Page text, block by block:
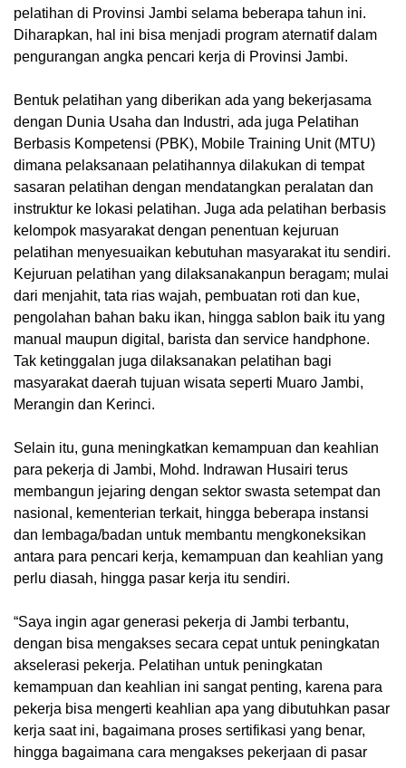
pelatihan di Provinsi Jambi selama beberapa tahun ini.
Diharapkan, hal ini bisa menjadi program aternatif dalam
pengurangan angka pencari kerja di Provinsi Jambi.
Bentuk pelatihan yang diberikan ada yang bekerjasama
dengan Dunia Usaha dan Industri, ada juga Pelatihan
Berbasis Kompetensi (PBK), Mobile Training Unit (MTU)
dimana pelaksanaan pelatihannya dilakukan di tempat
sasaran pelatihan dengan mendatangkan peralatan dan
instruktur ke lokasi pelatihan. Juga ada pelatihan berbasis
kelompok masyarakat dengan penentuan kejuruan
pelatihan menyesuaikan kebutuhan masyarakat itu sendiri.
Kejuruan pelatihan yang dilaksanakanpun beragam; mulai
dari menjahit, tata rias wajah, pembuatan roti dan kue,
pengolahan bahan baku ikan, hingga sablon baik itu yang
manual maupun digital, barista dan service handphone.
Tak ketinggalan juga dilaksanakan pelatihan bagi
masyarakat daerah tujuan wisata seperti Muaro Jambi,
Merangin dan Kerinci.
Selain itu, guna meningkatkan kemampuan dan keahlian
para pekerja di Jambi, Mohd. Indrawan Husairi terus
membangun jejaring dengan sektor swasta setempat dan
nasional, kementerian terkait, hingga beberapa instansi
dan lembaga/badan untuk membantu mengkoneksikan
antara para pencari kerja, kemampuan dan keahlian yang
perlu diasah, hingga pasar kerja itu sendiri.
“Saya ingin agar generasi pekerja di Jambi terbantu,
dengan bisa mengakses secara cepat untuk peningkatan
akselerasi pekerja. Pelatihan untuk peningkatan
kemampuan dan keahlian ini sangat penting, karena para
pekerja bisa mengerti keahlian apa yang dibutuhkan pasar
kerja saat ini, bagaimana proses sertifikasi yang benar,
hingga bagaimana cara mengakses pekerjaan di pasar